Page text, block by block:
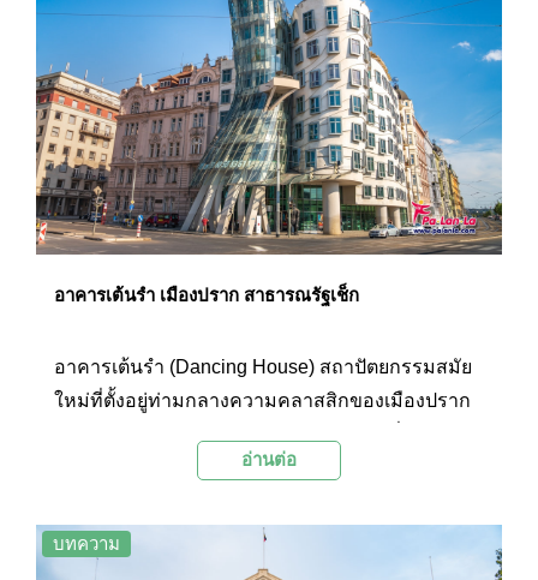
อาคารเต้นรำ เมืองปราก สาธารณรัฐเช็ก
อาคารเต้นรำ (Dancing House) สถาปัตยกรรมสมัย
ใหม่ที่ตั้งอยู่ท่ามกลางความคลาสสิกของเมืองปราก
บันดาลใจในการสร้างมาจากสรีระร่างกายของนัก
ของสาธารณรัฐเช็กด้วย อีกทั้งภายในอาคารยังมี
ร้านอาหารฝรั่งเศสชื่อดัง ที่มีอาหารอร่อยๆ ให้เลือก
อ่านต่อ
บทความ